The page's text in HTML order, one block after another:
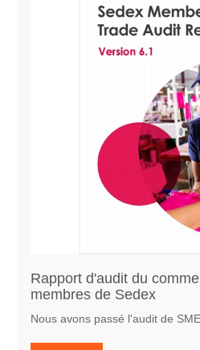
Rapport d'audit du
membres de Sedex
Nous avons passé l'audit de